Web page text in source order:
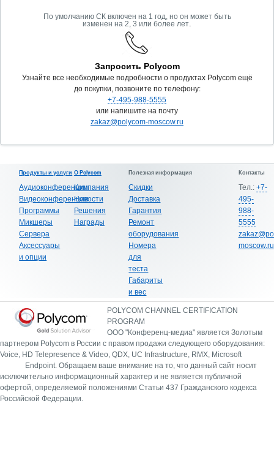
По умолчанию СК включен на 1 год, но он может быть
изменен на 2, 3 или более лет.
Запросить Polycom
Узнайте все необходимые подробности о продуктах Polycom ещё
до покупки, позвоните по телефону:
+7-495-988-5555
или напишите на почту
zakaz@polycom-moscow.ru
Продукты и услуги
Аудиоконференции
Видеоконференции
Программы
Микшеры
Сервера
Аксессуары
и опции
О Polycom
Компания
Новости
Решения
Награды
Полезная информация
Скидки
Доставка
Гарантия
Ремонт
оборудования
Номера
для
теста
Габариты
и вес
Контакты
Тел.: +7-
495-
988-
5555
moscow.ru
POLYCOM CHANNEL CERTIFICATION
PROGRAM
ООО "Конференц-медиа" является Золотым
партнером Polycom в России с правом продажи следующего оборудования:
Voice, HD Telepresence & Video, QDX, UC Infrastructure, RMX, Microsoft
Endpoint. Обращаем ваше внимание на то, что данный сайт носит
исключительно информационный характер и не является публичной
офертой, определяемой положениями Статьи 437 Гражданского кодекса
Российской Федерации.